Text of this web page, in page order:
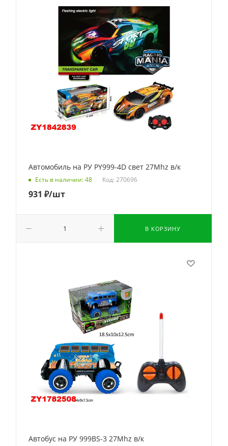
Автомобиль на РУ PY999-4D свет 27Mhz в/к
Есть в наличии: 48 Код: 270696
931 ₽/шт
В КОРЗИНУ
Автобус на РУ 999BS-3 27Mhz в/к